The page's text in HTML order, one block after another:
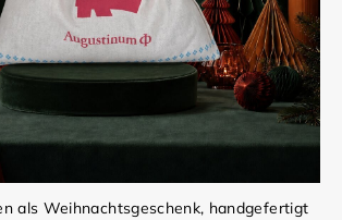
als Weihnachtsgeschenk, handgefertigt